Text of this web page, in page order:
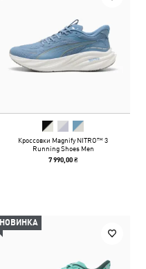
Кроссовки Magnify NITRO™ 3
Running Shoes Men
7 990,00 ₴
НОВИНКА